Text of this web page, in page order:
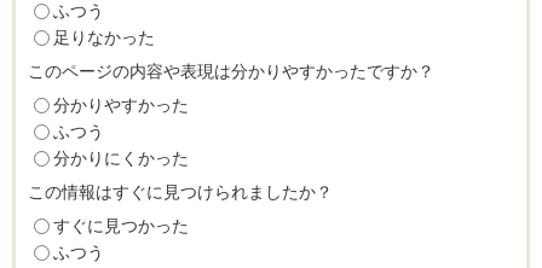
ふつう
足りなかった
このページの内容や表現は分かりやすかったですか？
分かりやすかった
ふつう
分かりにくかった
この情報はすぐに見つけられましたか？
すぐに見つかった
ふつう